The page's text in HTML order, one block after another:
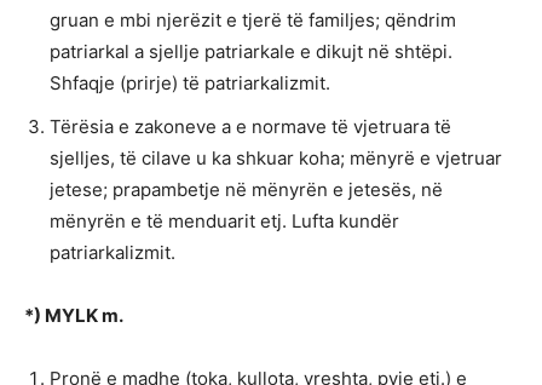
gruan e mbi njerëzit e tjerë të familjes; qëndrim
patriarkal a sjellje patriarkale e dikujt në shtëpi.
Shfaqje (prirje) të patriarkalizmit.
Tërësia e zakoneve a e normave të vjetruara të
sjelljes, të cilave u ka shkuar koha; mënyrë e vjetruar
jetese; prapambetje në mënyrën e jetesës, në
mënyrën e të menduarit etj. Lufta kundër
patriarkalizmit.
*) MYLK m.
Pronë e madhe (toka, kullota, vreshta, pyje etj.) e